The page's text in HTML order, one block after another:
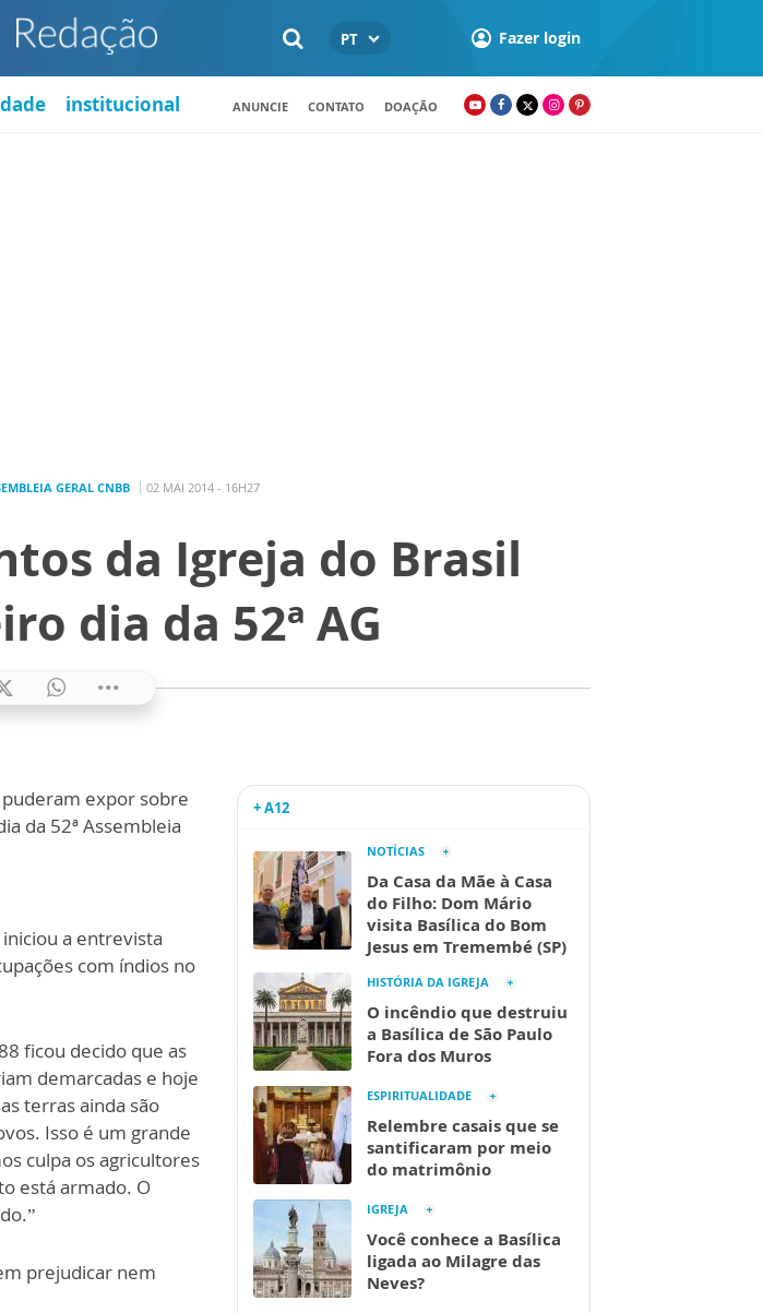
PT Fazer login
institucional ANUNCIE CONTATO DOAÇÃO
GERAL CNBB 02 MAI 2014 - 16H27
da Igreja do Brasil
dia da 52ª AG
expor sobre
da 52ª Assembleia
a entrevista
com índios no
ficou decido que as
demarcadas e hoje
terras ainda são
Isso é um grande
culpa os agricultores
está armado. O
prejudicar nem
+ A12
NOTÍCIAS
Da Casa da Mãe à Casa
do Filho: Dom Mário
visita Basílica do Bom
Jesus em Tremembé (SP)
HISTÓRIA DA IGREJA
O incêndio que destruiu
a Basílica de São Paulo
Fora dos Muros
ESPIRITUALIDADE
Relembre casais que se
santificaram por meio
do matrimônio
IGREJA
Você conhece a Basílica
ligada ao Milagre das
Neves?